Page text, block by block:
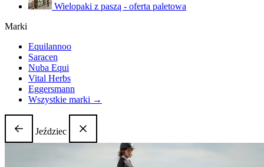
Wielopaki z paszą - oferta paletowa
Marki
Equilannoo
Saracen
Nuba Equi
Vital Herbs
Eggersmann
Wszystkie marki →
Jeździec